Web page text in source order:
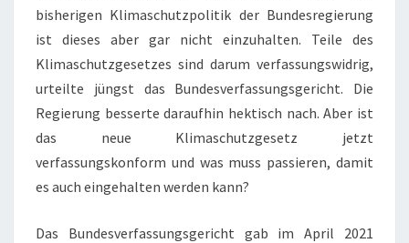
bisherigen Klimaschutzpolitik der Bundesregierung
ist dieses aber gar nicht einzuhalten. Teile des
Klimaschutzgesetzes sind darum verfassungswidrig,
urteilte jüngst das Bundesverfassungsgericht. Die
Regierung besserte daraufhin hektisch nach. Aber ist
das neue Klimaschutzgesetz jetzt
verfassungskonform und was muss passieren, damit
es auch eingehalten werden kann?
Das Bundesverfassungsgericht gab im April 2021